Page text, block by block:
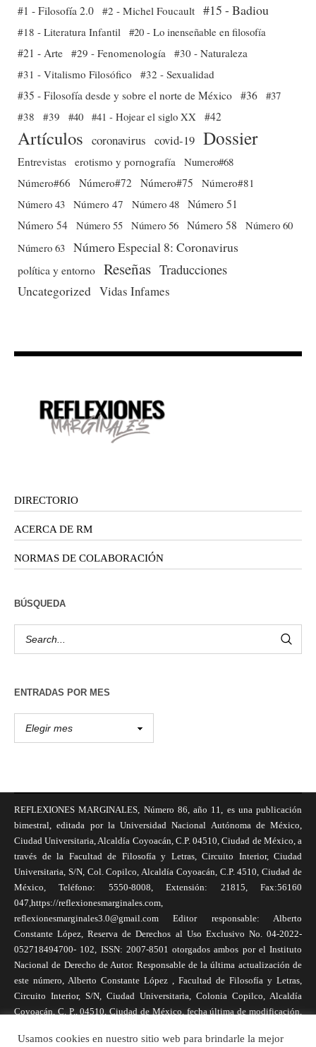
#1 - Filosofía 2.0 #2 - Michel Foucault #15 - Badiou
#18 - Literatura Infantil #20 - Lo inenseñable en filosofía
#21 - Arte #29 - Fenomenología
#30 - Naturaleza
#31 - Vitalismo Filosófico
#32 - Sexualidad
#35 - Filosofía desde y sobre el norte de México #36 #37
#38
#39 #40 #41 - Hojear el siglo XX #42
Artículos coronavirus covid-19 Dossier
Entrevistas erotismo y pornografía
Numero#68
Número#66
Número#72 Número#75
Número#81
Número 43 Número 47 Número 48 Número 51
Número 54 Número 55 Número 56 Número 58
Número 60
Número 63 Número Especial 8: Coronavirus
política y entorno Reseñas Traducciones
Uncategorized Vidas Infames
DIRECTORIO
ACERCA DE RM
NORMAS DE COLABORACIÓN
BÚSQUEDA
ENTRADAS POR MES
REFLEXIONES MARGINALES, Número 86, año 11, es una publicación
bimestral, editada por la Universidad Nacional Autónoma de México,
Ciudad Universitaria, Alcaldía Coyoacán, C.P. 04510, Ciudad de México, a
través de la Facultad de Filosofía y Letras, Circuito Interior, Ciudad
Universitaria, S/N, Col. Copilco, Alcaldía Coyoacán, C.P. 4510, Ciudad de
México, Teléfono: 5550-8008, Extensión: 21815, Fax:56160
047,https://reflexionesmarginales.com,
reflexionesmarginales3.0@gmail.com Editor responsable: Alberto
Constante López, Reserva de Derechos al Uso Exclusivo No. 04-2022-
052718494700- 102, ISSN: 2007-8501 otorgados ambos por el Instituto
Nacional de Derecho de Autor. Responsable de la última actualización de
este número, Alberto Constante López , Facultad de Filosofía y Letras,
Circuito Interior, S/N, Ciudad Universitaria, Colonia Copilco, Alcaldía
Coyoacán, C. P., 04510, Ciudad de México, fecha última de modificación,
necesariamente reflejan la postura de la revista, ni de Universidad Nacional
Usamos cookies en nuestro sitio web para brindarle la mejor